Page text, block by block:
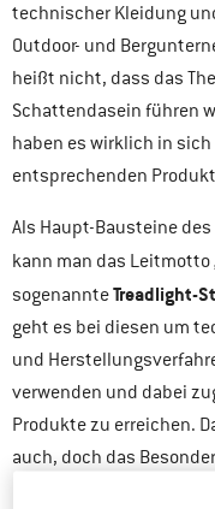
technischer Kleidung
Outdoor- und
heißt nicht, dass das
Schattendasein führen
haben es wirklich in
entsprechenden
Als Haupt-Bausteine des
kann man das Leitmotto
sogenannteTreadlight-
geht es bei diesen um
und
verwenden und dabei
Produkte zu erreichen.
auch, doch das